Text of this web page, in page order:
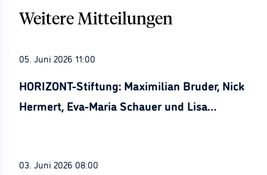
Weitere Mitteilungen
05. Juni 2026 11:00
HORIZONT-Stiftung: Maximilian Bruder, Nick
Hermert, Eva-Maria Schauer und Lisa
03. Juni 2026 08:00